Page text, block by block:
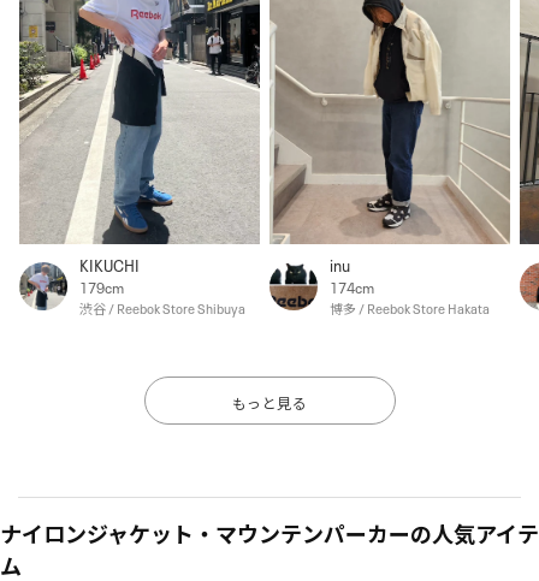
KIKUCHI
179cm
渋谷 / Reebok Store Shibuya
inu
174cm
博多 / Reebok Store Hakata
もっと見る
ナイロンジャケット・マウンテンパーカーの人気アイテ
ム